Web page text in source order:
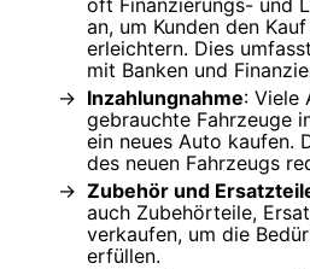
an, um Kunden den
erleichtern. Dies
mit Banken und
Inzahlungnahme: Viele
gebrauchte Fahrzeuge
ein neues Auto kaufen.
des neuen Fahrzeugs
Zubehör und
auch Zubehörteile,
verkaufen, um die
erfüllen.